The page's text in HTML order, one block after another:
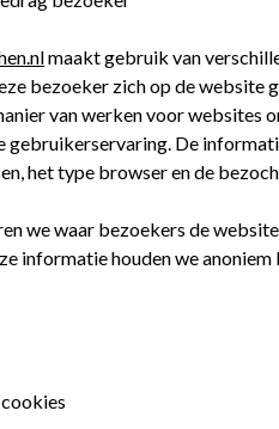
maakt gebruik van
bezoeker zich op de website
van werken voor websites
gebruikerservaring. De
het type browser en de
we waar bezoekers de
informatie houden we